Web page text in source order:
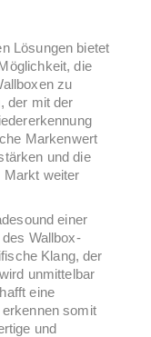
Lösungen bietet
die
zu
der mit der
Markenwert
und die
Markt weiter
einer
Wallbox-
Klang, der
unmittelbar
eine
somit
und